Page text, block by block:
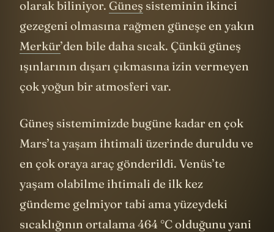
olarak biliniyor. Güneş sisteminin ikinci
gezegeni olmasına rağmen güneşe en yakın
Merkür’den bile daha sıcak. Çünkü güneş
ışınlarının dışarı çıkmasına izin vermeyen
çok yoğun bir atmosferi var.
Güneş sistemimizde bugüne kadar en çok
Mars’ta yaşam ihtimali üzerinde duruldu ve
en çok oraya araç gönderildi. Venüs’te
yaşam olabilme ihtimali de ilk kez
gündeme gelmiyor tabi ama yüzeydeki
sıcaklığının ortalama 464 °C olduğunu yani